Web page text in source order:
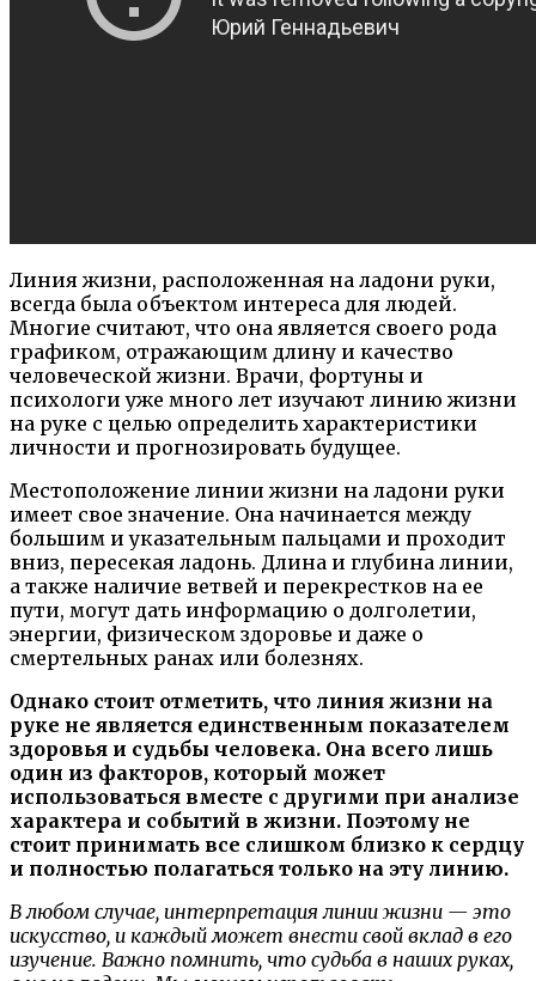
Линия жизни, расположенная на ладони руки,
всегда была объектом интереса для людей.
Многие считают, что она является своего рода
графиком, отражающим длину и качество
человеческой жизни. Врачи, фортуны и
психологи уже много лет изучают линию жизни
на руке с целью определить характеристики
личности и прогнозировать будущее.
Местоположение линии жизни на ладони руки
имеет свое значение. Она начинается между
большим и указательным пальцами и проходит
вниз, пересекая ладонь. Длина и глубина линии,
а также наличие ветвей и перекрестков на ее
пути, могут дать информацию о долголетии,
энергии, физическом здоровье и даже о
смертельных ранах или болезнях.
Однако стоит отметить, что линия жизни на
руке не является единственным показателем
здоровья и судьбы человека. Она всего лишь
один из факторов, который может
использоваться вместе с другими при анализе
характера и событий в жизни. Поэтому не
стоит принимать все слишком близко к сердцу
и полностью полагаться только на эту линию.
В любом случае, интерпретация линии жизни — это
искусство, и каждый может внести свой вклад в его
изучение. Важно помнить, что судьба в наших руках,